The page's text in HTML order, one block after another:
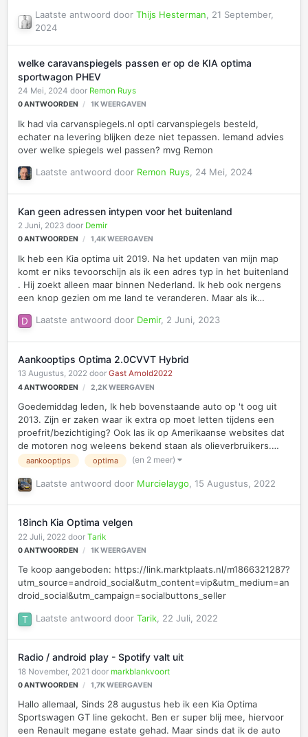
Laatste antwoord doorThijs Hesterman
21 September,
2024
welke caravanspiegels passen er op de KIA optima
sportwagon PHEV
24 Mei, 2024 door Remon Ruys
0ANTWOORDEN 1KWEERGAVEN
Ik had via carvanspiegels.nl opti carvanspiegels besteld,
echater na levering blijken deze niet tepassen. Iemand advies
over welke spiegels wel passen? mvg Remon
Laatste antwoord door Remon Ruys 24 Mei, 2024
Kan geen adressen intypen voor het buitenland
2 Juni, 2023 door Demir
0ANTWOORDEN 1,4KWEERGAVEN
Ik heb een Kia optima uit 2019. Na het updaten van mijn map
komt er niks tevoorschijn als ik een adres typ in het buitenland
. Hij zoekt alleen maar binnen Nederland. Ik heb ook nergens
een knop gezien om me land te veranderen. Maar als ik
systeem mij wel gewoon een route. Waarom kan ik het niet
Laatste antwoord door Demir, 2 Juni, 2023
Aankooptips Optima 2.0CVVT Hybrid
13 Augustus, 2022 door Gast Arnold2022
4ANTWOORDEN 2,2KWEERGAVEN
Goedemiddag leden, Ik heb bovenstaande auto op 't oog uit
2013. Zijn er zaken waar ik extra op moet letten tijdens een
proefrit/bezichtiging? Ook las ik op Amerikaanse websites dat
de motoren nog weleens bekend staan als olieverbruikers.
Echter heb ik geen Nederlandse bron gevonden die dit ook
dank!Laatste antwoord door Murcielaygo 15 Augustus, 2022
aankooptips optima (en 2 meer)
18inch Kia Optima velgen
22 Juli, 2022 door Tarik
0ANTWOORDEN 1KWEERGAVEN
Te koop aangeboden: https://link.marktplaats.nl/m1866321287?
utm_source=android_social&utm_content=vip&utm_medium=an
droid_social&utm_campaign=socialbuttons_seller
Laatste antwoord door Tarik 22 Juli, 2022
Radio / android play - Spotify valt uit
18 November, 2021 door markblankvoort
0ANTWOORDEN 1,7KWEERGAVEN
Hallo allemaal, Sinds 28 augustus heb ik een Kia Optima
Sportswagen GT line gekocht. Ben er super blij mee, hiervoor
een Renault megane estate gehad. Maar sinds dat ik de auto